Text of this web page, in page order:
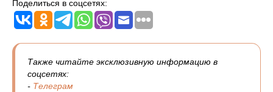
Поделиться в соцсетях:
Также читайте эксклюзивную информацию в
соцсетях:
- Телеграм